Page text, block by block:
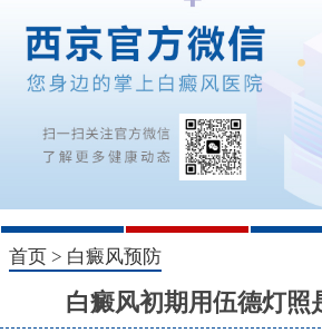
1 2 3
首页 > 白癜风预防
白癜风初期用伍德灯照